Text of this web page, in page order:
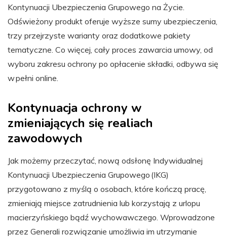
Kontynuacji Ubezpieczenia Grupowego na Życie.
Odświeżony produkt oferuje wyższe sumy ubezpieczenia,
trzy przejrzyste warianty oraz dodatkowe pakiety
tematyczne. Co więcej, cały proces zawarcia umowy, od
wyboru zakresu ochrony po opłacenie składki, odbywa się
w pełni online.
Kontynuacja ochrony w
zmieniających się realiach
zawodowych
Jak możemy przeczytać, nową odsłonę Indywidualnej
Kontynuacji Ubezpieczenia Grupowego (IKG)
przygotowano z myślą o osobach, które kończą pracę,
zmieniają miejsce zatrudnienia lub korzystają z urlopu
macierzyńskiego bądź wychowawczego. Wprowadzone
przez Generali rozwiązanie umożliwia im utrzymanie